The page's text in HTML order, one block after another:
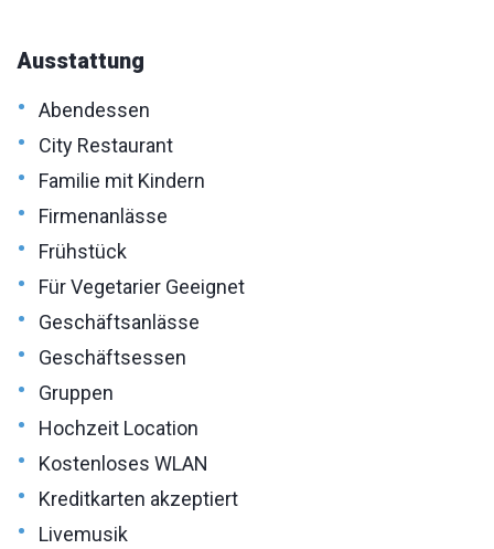
Ausstattung
• Abendessen
• City Restaurant
• Familie mit Kindern
• Firmenanlässe
• Frühstück
• Für Vegetarier Geeignet
• Geschäftsanlässe
• Geschäftsessen
• Gruppen
• Hochzeit Location
• Kostenloses WLAN
• Kreditkarten akzeptiert
• Livemusik